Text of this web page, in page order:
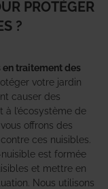
PROTÉGER
?
traitement des
votre jardin
causer des
l’écosystème de
offrons des
ces nuisibles.
est formée
et mettre en
Nous utilisons